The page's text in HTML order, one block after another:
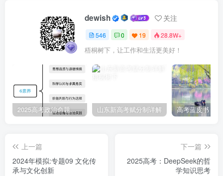
dewish 关注
546 0 19 28.8W+
梧桐树下，让工作和生活更美好！
2025高考政治命题纲要解读 山东新高考赋分制详解
上一篇
2024年模拟:专题09 文化传
承与文化创新
下一篇
2025高考：DeepSeek的哲
学知识思考